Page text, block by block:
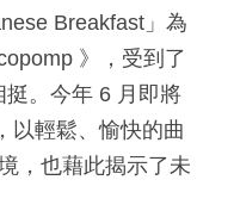
Breakfast」為
》，受到了
。今年 6 月即將
以輕鬆、愉快的曲
，也藉此揭示了未